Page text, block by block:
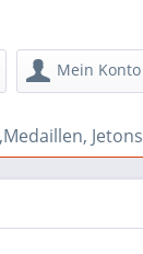
Mein Konto
Jetons